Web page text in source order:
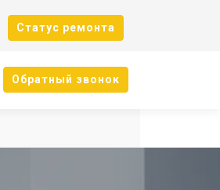
Cтатус ремонта
Oбратный звонок